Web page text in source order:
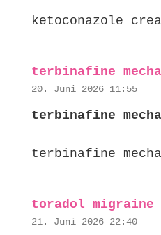
ketoconazole
terbinafine
20. Juni 2026 11:55
terbinafine
terbinafine
toradol migraine
21. Juni 2026 22:40